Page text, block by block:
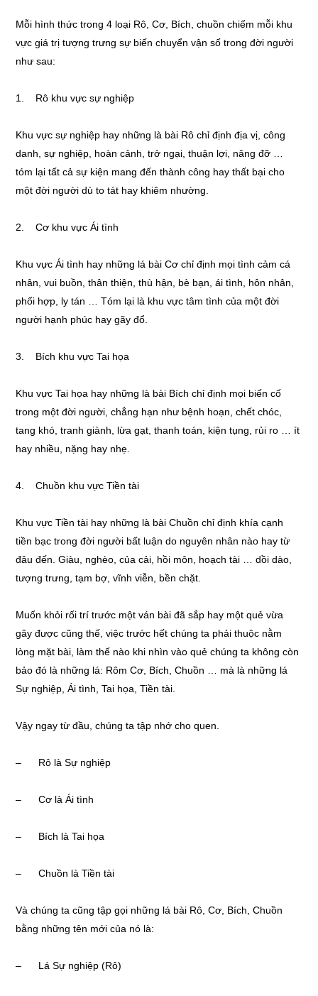
Mỗi hình thức trong 4 loại Rô, Cơ, Bích, chuồn chiếm mỗi khu
vực giá trị tượng trưng sự biến chuyển vận số trong đời người
như sau:
1. Rô khu vực sự nghiệp
Khu vực sự nghiệp hay những là bài Rô chỉ định địa vị, công
danh, sự nghiệp, hoàn cảnh, trở ngại, thuận lợi, nâng đỡ …
tóm lại tất cả sự kiện mang đến thành công hay thất bại cho
một đời người dù to tát hay khiêm nhường.
2. Cơ khu vực Ái tình
Khu vực Ái tình hay những lá bài Cơ chỉ định mọi tình cảm cá
nhân, vui buồn, thân thiện, thù hận, bè bạn, ái tình, hôn nhân,
phối hợp, ly tán … Tóm lại là khu vực tâm tình của một đời
người hạnh phúc hay gãy đổ.
3. Bích khu vực Tai họa
Khu vực Tai họa hay những là bài Bích chỉ định mọi biến cố
trong một đời người, chẳng hạn như bệnh hoạn, chết chóc,
tang khó, tranh giành, lừa gạt, thanh toán, kiện tụng, rủi ro … ít
hay nhiều, nặng hay nhẹ.
4. Chuồn khu vực Tiền tài
Khu vực Tiền tài hay những là bài Chuồn chỉ định khía cạnh
tiền bạc trong đời người bất luận do nguyên nhân nào hay từ
đâu đến. Giàu, nghèo, của cải, hồi môn, hoạch tài … dồi dào,
tượng trưng, tạm bợ, vĩnh viễn, bền chặt.
Muốn khỏi rối trí trước một ván bài đã sắp hay một quẻ vừa
gây được cũng thế, việc trước hết chúng ta phải thuộc nằm
lòng mặt bài, làm thế nào khi nhìn vào quẻ chúng ta không còn
bảo đó là những lá: Rôm Cơ, Bích, Chuồn … mà là những lá
Sự nghiệp, Ái tình, Tai họa, Tiền tài.
Vậy ngay từ đầu, chúng ta tập nhớ cho quen.
– Rô là Sự nghiệp
– Cơ là Ái tình
– Bích là Tai họa
– Chuồn là Tiền tài
Và chúng ta cũng tập gọi những lá bài Rô, Cơ, Bích, Chuồn
bằng những tên mới của nó là:
– Lá Sự nghiệp (Rô)